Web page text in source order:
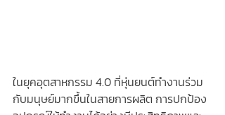
ในยุคอุตสาหกรรม 4.0 ที่หุ่นยนต์ทำงานร่วม
กับมนุษย์มากขึ้นในสายการผลิต การปกป้อง